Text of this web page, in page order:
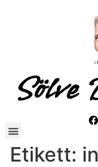
Sölve
Etikett: